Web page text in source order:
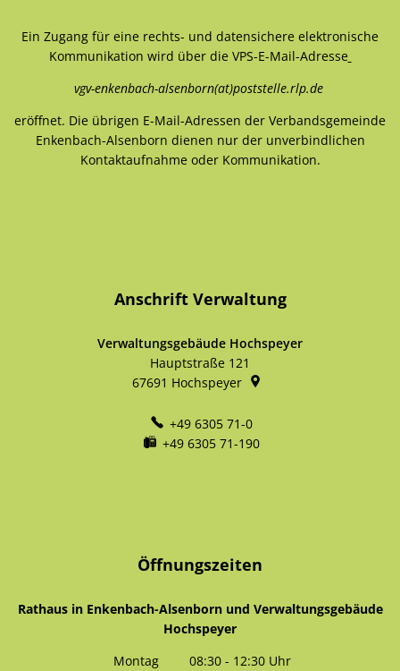
Ein Zugang für eine rechts- und datensichere elektronische
Kommunikation wird über die VPS-E-Mail-Adresse
vgv-enkenbach-alsenborn(at)poststelle.rlp.de
eröffnet. Die übrigen E-Mail-Adressen der Verbandsgemeinde
Enkenbach-Alsenborn dienen nur der unverbindlichen
Kontaktaufnahme oder Kommunikation.
Anschrift Verwaltung
Verwaltungsgebäude Hochspeyer
Hauptstraße 121
67691 Hochspeyer
+49 6305 71-0
+49 6305 71-190
Öffnungszeiten
Rathaus in Enkenbach-Alsenborn und Verwaltungsgebäude
Hochspeyer
Montag
08:30 - 12:30 Uhr